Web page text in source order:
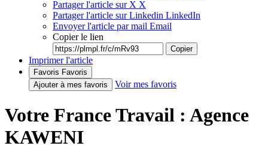
Partager l'article sur X X
Partager l'article sur Linkedin LinkedIn
Envoyer l'article par mail Email
Copier le lien
Copier
Imprimer l'article
Favoris Favoris
Ajouter à mes favoris
Voir mes favoris
Votre France Travail : Agence
KAWENI